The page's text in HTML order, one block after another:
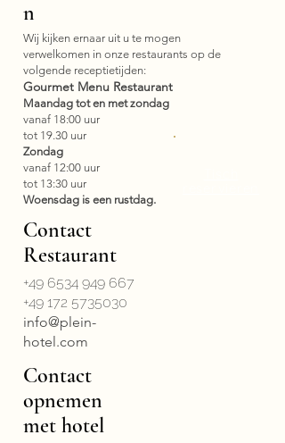
n
Wij kijken ernaar uit u te mogen
verwelkomen in onze restaurants op de
volgende receptietijden:
Gourmet Menu Restaurant
Maandag tot en met zondag
vanaf 18:00 uur
tot 19.30 uur
Zondag
vanaf 12:00 uur
tot 13:30 uur
Woensdag is een rustdag.
Contact
Restaurant
+49 6534 949 667
+49 172 5735030
info@plein-
hotel.com
Contact
opnemen
met hotel